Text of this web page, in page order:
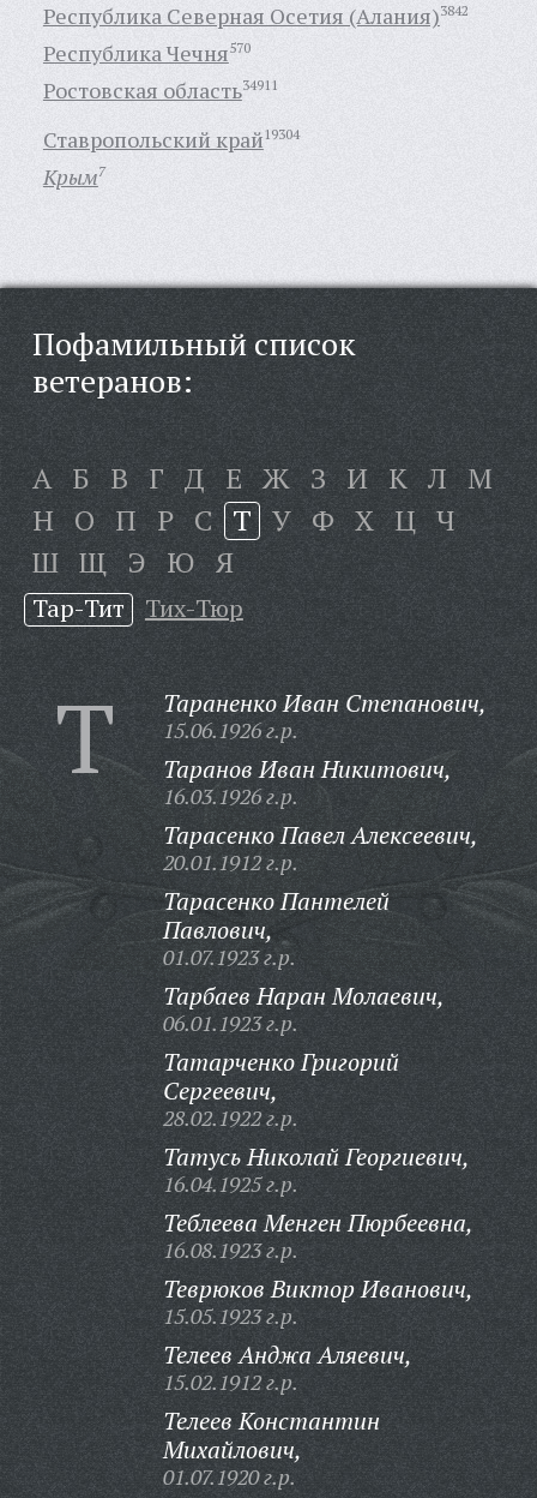
Республика Северная Осетия (Алания)3842
Республика Чечня570
Ростовская область34911
Ставропольский край19304
Крым7
Пофамильный список
ветеранов:
А Б В Г Д Е Ж З И К Л М
Н О П Р С Т У Ф Х Ц Ч
Ш Щ Э Ю Я
Тар-Тит Тих-Тюр
Т Тараненко Иван Степанович,
15.06.1926 г.р.
Таранов Иван Никитович,
16.03.1926 г.р.
Тарасенко Павел Алексеевич,
20.01.1912 г.р.
Тарасенко Пантелей
Павлович,
01.07.1923 г.р.
Тарбаев Наран Молаевич,
06.01.1923 г.р.
Татарченко Григорий
Сергеевич,
28.02.1922 г.р.
Татусь Николай Георгиевич,
16.04.1925 г.р.
Теблеева Менген Пюрбеевна,
16.08.1923 г.р.
Теврюков Виктор Иванович,
15.05.1923 г.р.
Телеев Анджа Аляевич,
15.02.1912 г.р.
Телеев Константин
Михайлович,
01.07.1920 г.р.